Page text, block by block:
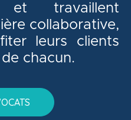
et travaillent
collaborative,
leurs clients
chacun.